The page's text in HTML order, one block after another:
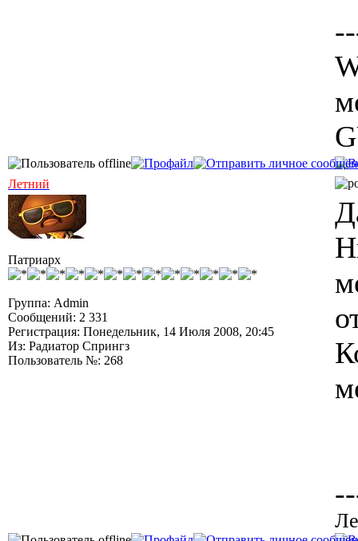
Летний
Патриарх
Группа: Admin
Сообщений: 2 331
Регистрация: Понедельник, 14 Июля 2008, 20:45
Из: Радиатор Спрингз
Пользователь №: 268